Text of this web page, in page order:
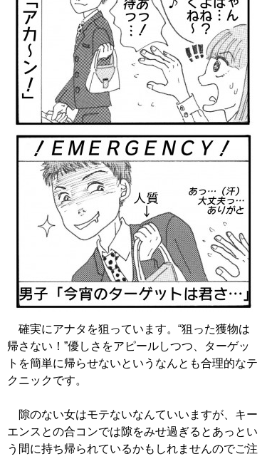
確実にアナタを狙っています。“狙った獲物は
帰さない！”優しさをアピールしつつ、ターゲッ
トを簡単に帰らせないというなんとも合理的なテ
クニックです。
隙のない女はモテないなんていいますが、キー
エンスとの合コンでは隙をみせ過ぎるとあっとい
う間に持ち帰られているかもしれませんのでご注